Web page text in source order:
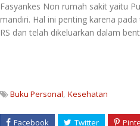
Fasyankes Non rumah sakit yaitu
mandiri. Hal ini penting karena
RS dan telah dikeluarkan dalam
Buku Personal Kesehatan